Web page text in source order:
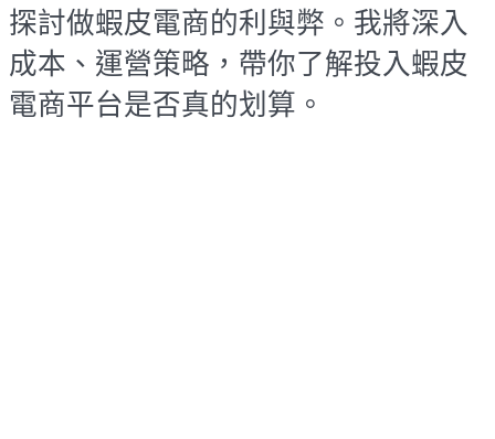
探討做蝦皮電商的利與弊。我將深入
成本、運營策略，帶你了解投入蝦皮
電商平台是否真的划算。